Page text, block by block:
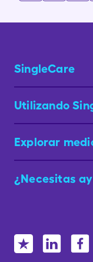
SingleCare
Utilizando
Explorar
¿Necesitas